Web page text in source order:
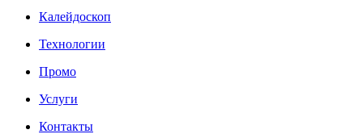
Калейдоскоп
Технологии
Промо
Услуги
Контакты